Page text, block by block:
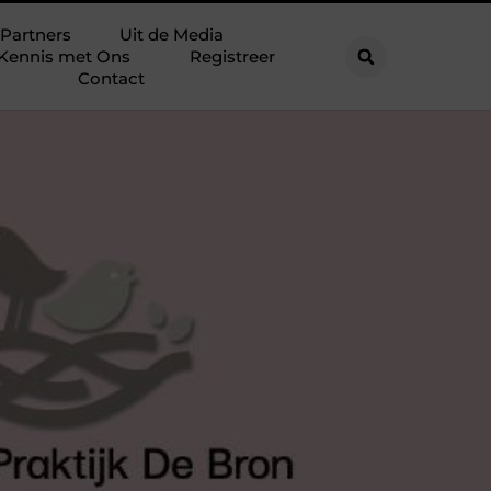
Partners
Uit de Media
met Ons
Registreer
Contact